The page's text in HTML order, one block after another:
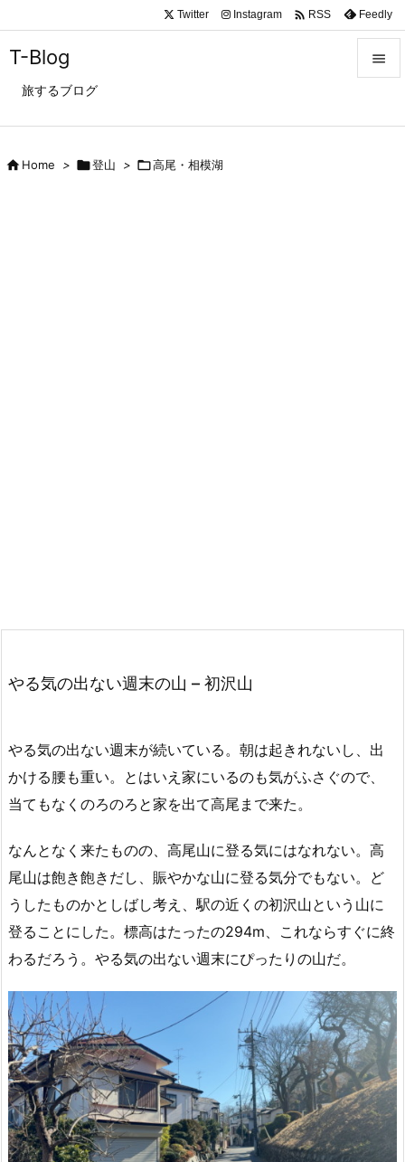
T-Blog
旅するブログ

Twitter Instagram  RSS Feedly
Home > 登山 > 高尾・相模湖
やる気の出ない週末の山 – 初沢山
やる気の出ない週末が続いている。朝は起きれないし、出
かける腰も重い。とはいえ家にいるのも気がふさぐので、
当てもなくのろのろと家を出て高尾まで来た。
なんとなく来たものの、高尾山に登る気にはなれない。高
尾山は飽き飽きだし、賑やかな山に登る気分でもない。ど
うしたものかとしばし考え、駅の近くの初沢山という山に
登ることにした。標高はたったの294m、これならすぐに終
わるだろう。やる気の出ない週末にぴったりの山だ。